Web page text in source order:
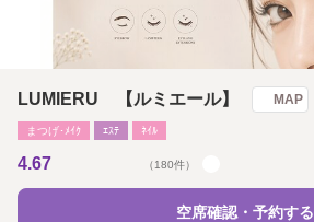
LUMIERU 【ルミエール】 MAP
まつげ･ﾒｲｸ ｴｽﾃ ﾈｲﾙ
4.67 （180件）
空席確認・予約する